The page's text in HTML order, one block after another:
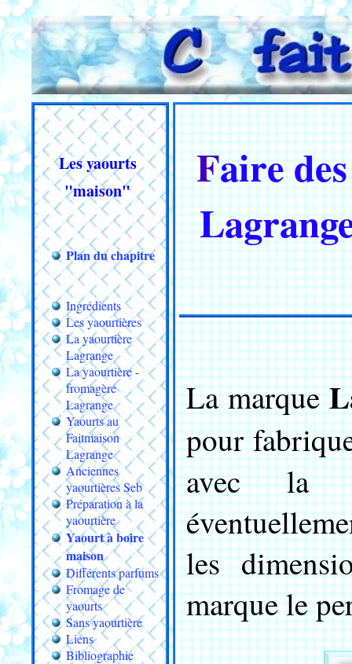
Les yaourts
"maison"
Plan du chapitre
Ingrédients
Les yaourtières
La yaourtière
Lagrange
La yaourtière -
fromagère
Lagrange
Yaourts au
Faitmaison
Lagrange
Anciennes
yaourtières Seb
Préparation à la
yaourtière
Yaourt à boire
maison
Différents parfums
Fromage de
yaourts
Sans yaourtière
Liens
Bibliographie
Faire des yaourts à boire - le kit
La marque
pour
avec
les
marque le